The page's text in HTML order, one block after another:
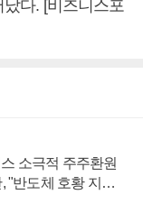
다. [비즈니스포
소극적 주주환원
"반도체 호황 지속